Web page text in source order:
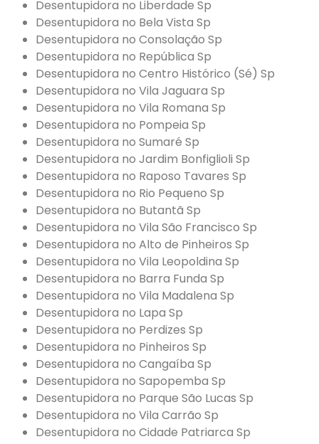
Desentupidora no Liberdade Sp
Desentupidora no Bela Vista Sp
Desentupidora no Consolação Sp
Desentupidora no República Sp
Desentupidora no Centro Histórico (Sé) Sp
Desentupidora no Vila Jaguara Sp
Desentupidora no Vila Romana Sp
Desentupidora no Pompeia Sp
Desentupidora no Sumaré Sp
Desentupidora no Jardim Bonfiglioli Sp
Desentupidora no Raposo Tavares Sp
Desentupidora no Rio Pequeno Sp
Desentupidora no Butantã Sp
Desentupidora no Vila São Francisco Sp
Desentupidora no Alto de Pinheiros Sp
Desentupidora no Vila Leopoldina Sp
Desentupidora no Barra Funda Sp
Desentupidora no Vila Madalena Sp
Desentupidora no Lapa Sp
Desentupidora no Perdizes Sp
Desentupidora no Pinheiros Sp
Desentupidora no Cangaíba Sp
Desentupidora no Sapopemba Sp
Desentupidora no Parque São Lucas Sp
Desentupidora no Vila Carrão Sp
Desentupidora no Cidade Patriarca Sp